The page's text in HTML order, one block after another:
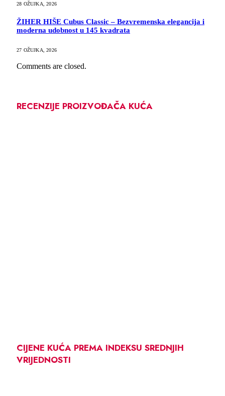
28 OŽUJKA, 2026
ŽIHER HIŠE Cubus Classic – Bezvremenska elegancija i
moderna udobnost u 145 kvadrata
27 OŽUJKA, 2026
Comments are closed.
RECENZIJE PROIZVOĐAČA KUĆA
CIJENE KUĆA PREMA INDEKSU SREDNJIH
VRIJEDNOSTI